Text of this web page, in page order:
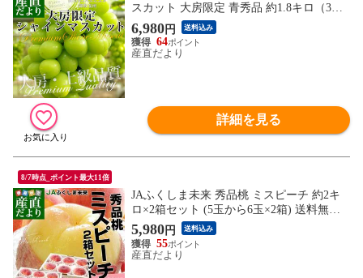
スカット 大房限定 青秀品 約1.8キロ（3房
入り）送料無料 クール便 葡萄 ぶどう
6,980円 送料込み
64
産直だより
詳細を見る
8/7時点_ポイント最大11倍
JAふくしま未来 秀品桃 ミスピーチ 約2キ
ロ×2箱セット (5玉から6玉×2箱) 送料無料
もも 桃 ギフト 夏ギフト お中元
5,980円 送料込み
55
産直だより